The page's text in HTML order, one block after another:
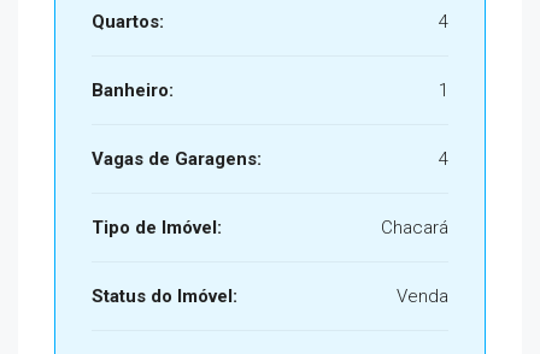
Quartos: 4
Banheiro: 1
Vagas de Garagens: 4
Tipo de Imóvel: Chacará
Status do Imóvel: Venda